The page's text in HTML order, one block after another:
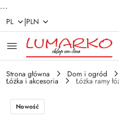
...
Przejdź do treści głównej
Przejdź do wyszukiwarki
Przejdź do moje konto
Przejdź do menu
Przejdź do opisu
Przejdź do stopki
PL |PLN
Strona główna Dom i ogród
Łóżka i akcesoria Łóżka ramy
Nowość